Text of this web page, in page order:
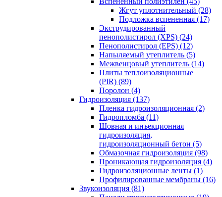
Жгут уплотнительный (28)
Подложка вспененная (17)
Экструдированный
пенополистирол (XPS) (24)
Пенополистирол (EPS) (12)
Напыляемый утеплитель (5)
Межвенцовый утеплитель (14)
Плиты теплоизоляционные
(PIR) (89)
Поролон (4)
Гидроизоляция (137)
Пленка гидроизоляционная (2)
Гидропломба (11)
Шовная и инъекционная
гидроизоляция,
гидроизоляционный бетон (5)
Обмазочная гидроизоляция (98)
Проникающая гидроизоляция (4)
Гидроизоляционные ленты (1)
Профилированные мембраны (16)
Звукоизоляция (81)